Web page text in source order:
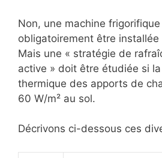
Non, une machine
obligatoirement être
Mais une « stratégie de
active » doit être étudiée si
thermique des apports de
60 W/m² au sol.
Décrivons ci-dessous ces